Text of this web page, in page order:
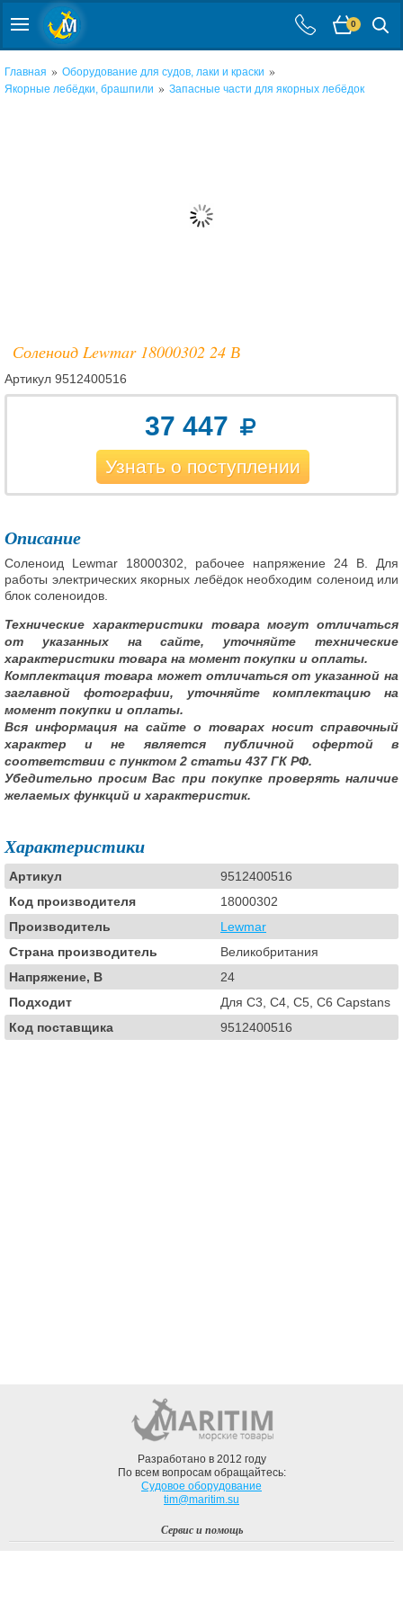
0
Главная » Оборудование для судов, лаки и краски »
Якорные лебёдки, брашпили » Запасные части для якорных лебёдок
Соленоид Lewmar 18000302 24 В
Артикул 9512400516
37 447
Узнать о поступлении
Описание
Соленоид Lewmar 18000302, рабочее напряжение 24 В. Для
работы электрических якорных лебёдок необходим соленоид или
блок соленоидов.
Технические характеристики товара могут отличаться
от указанных на сайте, уточняйте технические
характеристики товара на момент покупки и оплаты.
Комплектация товара может отличаться от указанной на
заглавной фотографии, уточняйте комплектацию на
момент покупки и оплаты.
Вся информация на сайте о товарах носит справочный
характер и не является публичной офертой в
соответствии с пунктом 2 статьи 437 ГК РФ.
Убедительно просим Вас при покупке проверять наличие
желаемых функций и характеристик.
Характеристики
Артикул
9512400516
Код производителя
18000302
Производитель
Lewmar
Страна производитель
Великобритания
Напряжение, В
24
Подходит
Для C3, C4, C5, C6 Capstans
Код поставщика
9512400516
Разработано в 2012 году
По всем вопросам обращайтесь:
Судовое оборудование
tim@maritim.su
Сервис и помощь